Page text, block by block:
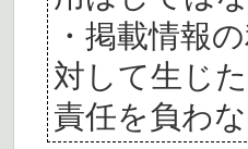
・掲載情報
対して生じ
責任を負わな